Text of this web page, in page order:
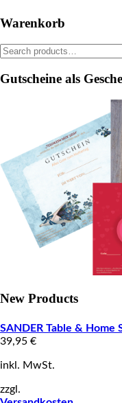
Warenkorb
Search
Gutscheine als
New Products
SANDER Table & Home
39,95 €
inkl. MwSt.
zzgl.